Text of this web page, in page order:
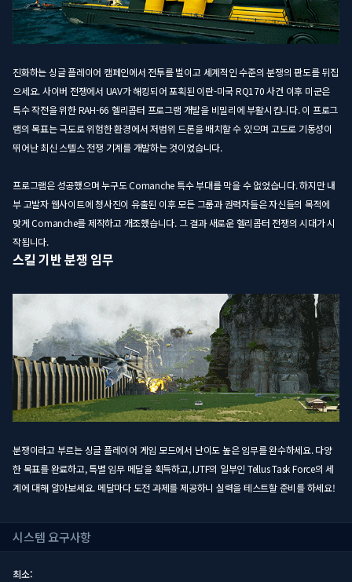
진화하는 싱글 플레이어 캠페인에서 전투를 벌이고 세계적인 수준의 분쟁의 판도를 뒤집
으세요. 사이버 전쟁에서 UAV가 해킹되어 포획된 이란-미국 RQ170 사건 이후 미군은
특수 작전을 위한 RAH-66 헬리콥터 프로그램 개발을 비밀리에 부활시킵니다. 이 프로그
램의 목표는 극도로 위험한 환경에서 저범위 드론을 배치할 수 있으며 고도로 기동성이
뛰어난 최신 스텔스 전쟁 기계를 개발하는 것이었습니다.
프로그램은 성공했으며 누구도 Comanche 특수 부대를 막을 수 없었습니다. 하지만 내
부 고발자 웹사이트에 청사진이 유출된 이후 모든 그룹과 권력자들은 자신들의 목적에
맞게 Comanche를 제작하고 개조했습니다. 그 결과 새로운 헬리콥터 전쟁의 시대가 시
작됩니다.
스킬 기반 분쟁 임무
분쟁이라고 부르는 싱글 플레이어 게임 모드에서 난이도 높은 임무를 완수하세요. 다양
한 목표를 완료하고, 특별 임무 메달을 획득하고, IJTF의 일부인 Tellus Task Force의 세
계에 대해 알아보세요. 메달마다 도전 과제를 제공하니 실력을 테스트할 준비를 하세요!
시스템 요구사항
최소: